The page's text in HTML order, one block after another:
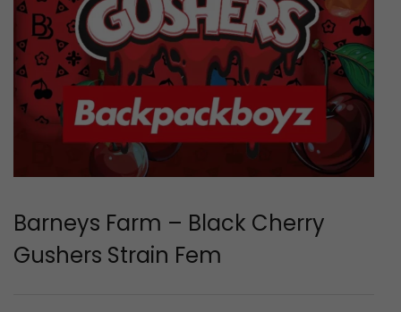
Barneys Farm – Black Cherry
Gushers Strain Fem